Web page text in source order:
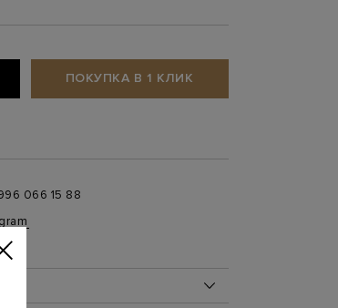
ПОКУПКА В 1 КЛИК
066 15 88